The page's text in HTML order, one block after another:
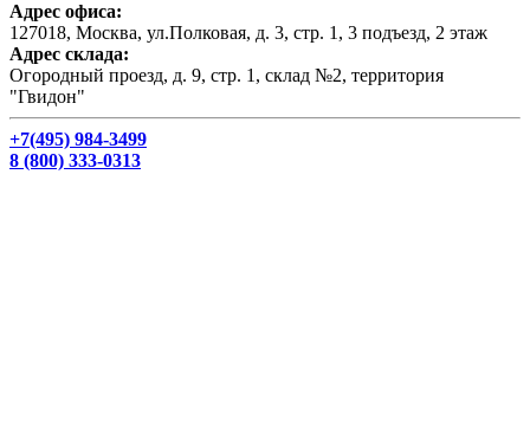
Адрес офиса:
127018, Москва, ул.Полковая, д. 3, стр. 1, 3 подъезд, 2 этаж
Адрес склада:
Огородный проезд, д. 9, стр. 1, склад №2, территория
"Гвидон"
+7(495) 984-3499
8 (800) 333-0313